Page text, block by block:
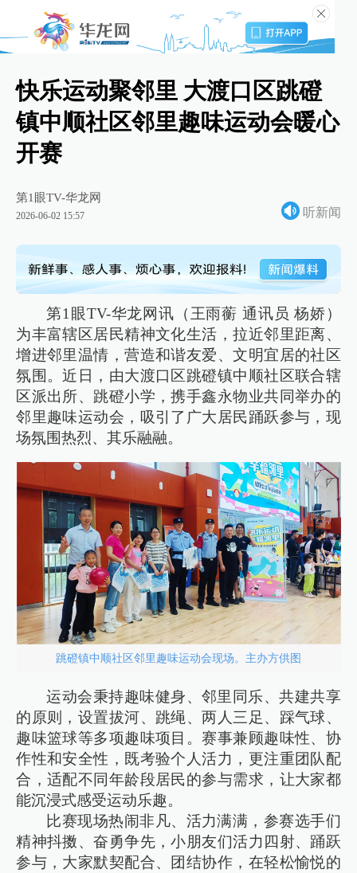
快乐运动聚邻里 大渡口区跳磴
镇中顺社区邻里趣味运动会暖心
开赛
第1眼TV-华龙网
2026-06-02 15:57 听新闻
第1眼TV-华龙网讯（王雨蘅 通讯员 杨娇）
为丰富辖区居民精神文化生活，拉近邻里距离、
增进邻里温情，营造和谐友爱、文明宜居的社区
氛围。近日，由大渡口区跳磴镇中顺社区联合辖
区派出所、跳磴小学，携手鑫永物业共同举办的
邻里趣味运动会，吸引了广大居民踊跃参与，现
场氛围热烈、其乐融融。
跳磴镇中顺社区邻里趣味运动会现场。主办方供图
运动会秉持趣味健身、邻里同乐、共建共享
的原则，设置拔河、跳绳、两人三足、踩气球、
趣味篮球等多项趣味项目。赛事兼顾趣味性、协
作性和安全性，既考验个人活力，更注重团队配
合，适配不同年龄段居民的参与需求，让大家都
能沉浸式感受运动乐趣。
比赛现场热闹非凡、活力满满，参赛选手们
精神抖擞、奋勇争先，小朋友们活力四射、踊跃
参与，大家默契配合、团结协作，在轻松愉悦的